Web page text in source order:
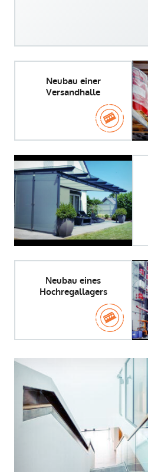
Neubau einer
Versandhalle
Neubau eines
Hochregallagers